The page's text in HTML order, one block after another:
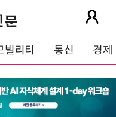
빌리티 통신 경제